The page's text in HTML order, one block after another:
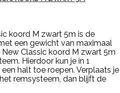
koord M zwart 5m is de
een gewicht van maximaal
Classic koord M zwart 5m
Hierdoor kun je in 1
halt toe roepen. Verplaats je
remsysteem, dan blijft de